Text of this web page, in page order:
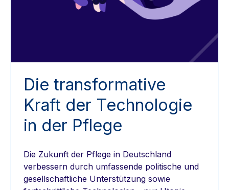
Die transformative
Kraft der Technologie
in der Pflege
Die Zukunft der Pflege in Deutschland
verbessern durch umfassende politische und
gesellschaftliche Unterstützung sowie